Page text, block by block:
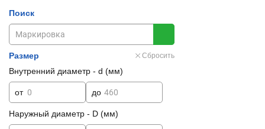
Поиск
Размер Сбросить
Внутренний диаметр - d (мм)
от до
Наружный диаметр - D (мм)